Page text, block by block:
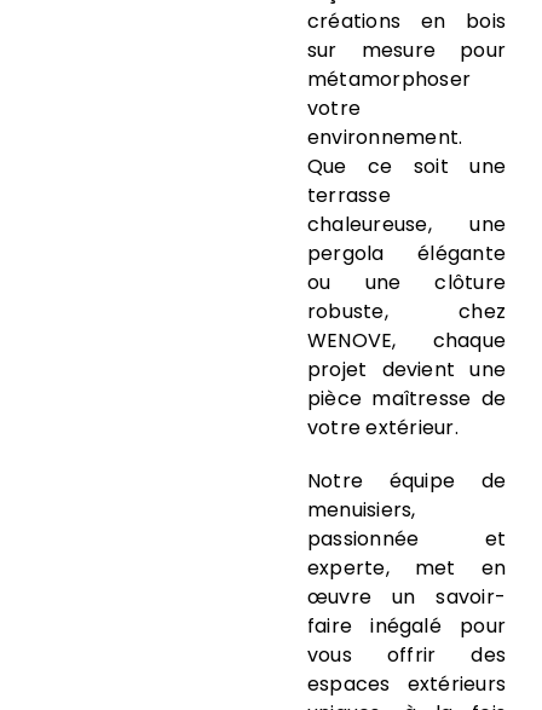
créations en bois
sur mesure pour
métamorphoser
votre
environnement.
Que ce soit une
terrasse
chaleureuse, une
pergola élégante
ou une clôture
robuste, chez
WENOVE, chaque
projet devient une
pièce maîtresse de
votre extérieur.
Notre équipe de
menuisiers,
passionnée et
experte, met en
œuvre un savoir-
faire inégalé pour
vous offrir des
espaces extérieurs